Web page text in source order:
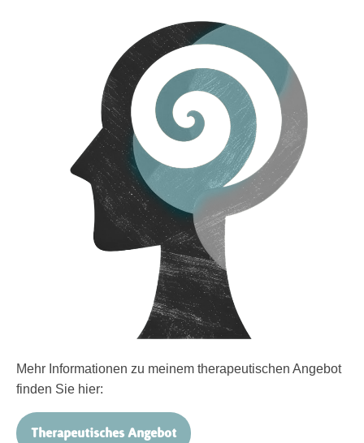
Mehr Informationen zu meinem therapeutischen Angebot
finden Sie hier:
Therapeutisches Angebot